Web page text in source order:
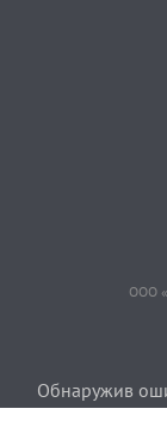
ООО
Обнаружив